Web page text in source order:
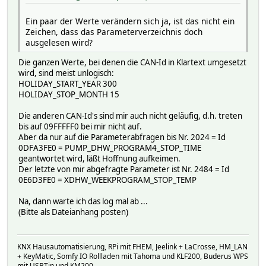
2016-04-14 20:32:33 080DC401 -519
2016-04-14 20:32:35 080E0401 0
2016-04-14 20:32:36 080E4401 0
2016-04-14 20:32:19 08100401 0
2016-04-14 20:32:14 08114401 0
2016-04-14 20:32:11 08138401 -521
2016-04-14 20:31:58 08148401 0
2016-04-14 20:32:12 0814C401 0
2016-04-14 20:32:15 08174401 480
2016-04-14 20:32:23 081A0401 0
2016-04-14 20:32:10 081A4401 0
2016-04-14 20:32:18 081A8401 0
2016-04-14 20:32:20 081AC401 200
2016-04-14 20:32:24 081B0401 0
2016-04-14 20:31:37 09FFC180 129
2016-04-14 20:32:25 09FFC401 312
2016-04-14 20:31:37 09FFFFF0 16778240
2016-04-14 20:32:11 ADDITIONAL_GTf_AVERAGE 5
2016-04-14 20:32:11 ADDITIONAL_GTf_AVERAGE_OLD 750
Ein paar der Werte verändern sich ja, ist das nicht ein
Zeichen, dass das Parameterverzeichnis doch
ausgelesen wird?
Die ganzen Werte, bei denen die CAN-Id in Klartext umgesetzt
wird, sind meist unlogisch:
HOLIDAY_START_YEAR 300
HOLIDAY_STOP_MONTH 15
Die anderen CAN-Id's sind mir auch nicht geläufig, d.h. treten
bis auf 09FFFFF0 bei mir nicht auf.
Aber da nur auf die Parameterabfragen bis Nr. 2024 = Id
0DFA3FE0 = PUMP_DHW_PROGRAM4_STOP_TIME
geantwortet wird, läßt Hoffnung aufkeimen.
Der letzte von mir abgefragte Parameter ist Nr. 2484 = Id
0E6D3FE0 = XDHW_WEEKPROGRAM_STOP_TEMP
Na, dann warte ich das log mal ab ...
(Bitte als Dateianhang posten)
KNX Hausautomatisierung, RPi mit FHEM, Jeelink + LaCrosse, HM_LAN
+ KeyMatic, Somfy IO Rollladen mit Tahoma und KLF200, Buderus WPS